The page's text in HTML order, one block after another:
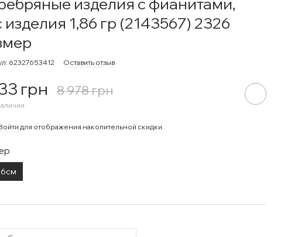
изделия 1,86 гр (2143567) 2326
62327653412 Оставить отзыв
грн 8 978 грн
для отображения накопительной скидки